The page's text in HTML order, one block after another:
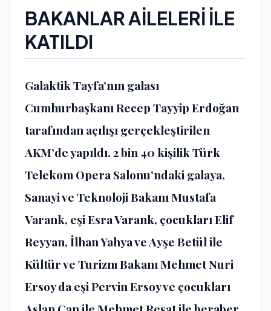
BAKANLAR AİLELERİ İLE
KATILDI
Galaktik Tayfa’nın galası
Cumhurbaşkanı Recep Tayyip Erdoğan
tarafından açılışı gerçekleştirilen
AKM’de yapıldı. 2 bin 40 kişilik Türk
Telekom Opera Salonu’ndaki galaya,
Sanayi ve Teknoloji Bakanı Mustafa
Varank, eşi Esra Varank, çocukları Elif
Reyyan, İlhan Yahya ve Ayşe Betül ile
Kültür ve Turizm Bakanı Mehmet Nuri
Ersoy da eşi Pervin Ersoy ve çocukları